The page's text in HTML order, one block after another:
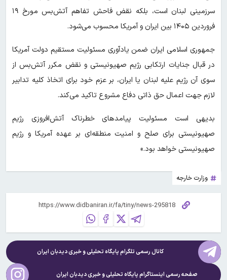
سرزمینی لبنان است، بلکه نقض فاحش تفاهم آتش‌بس مورخ ۱۹
فروردین ۱۴۰۵ بین ایران و آمریکا محسوب می‌شود.
جمهوری اسلامی ایران ضمن یادآوری مسئولیت مستقیم دولت آمریکا
در قبال جنایات ارتکابی رژیم صهیونیستی و نقض مکرر آتش‌بس از
سوی آن رژیم علیه لبنان یا ایران، بر عزم خود برای اتخاذ کلیه تدابیر
لازم جهت اعمال حق ذاتی دفاع مشروع تاکید می‌کند.
بدیهی است مسئولیت پیامدهای خطرناک آتش‌افروزی رژیم
صهیونیستی برای صلح و امنیت منطقه‌ای بر عهده آمریکا و رژیم
صهیونیستی خواهد بود.»
وزارت خارجه
کانال رسمی تلگرام پایگاه تحلیلی و خبریدیدبان ایران
صفحه رسمی اینستاگرام پایگاه تحلیلی و خبریدیدبان ایران